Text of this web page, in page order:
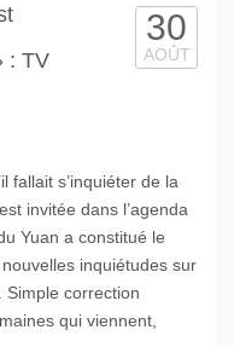
: TV
30
AOÛT
fallait s’inquiéter de la
invitée dans l’agenda
Yuan a constitué le
inquiétudes sur
Simple correction
qui viennent,